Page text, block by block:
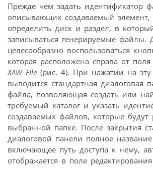
Прежде чем задать идентификатор
описывающих создаваемый элемент,
определить диск и раздел, в
записываться генерируемые файлы.
целесообразно воспользоваться
которая расположена справа от
XAW File (рис. 4). При нажатии на
выводится стандартная диалоговая
файла, позволяющая создать или
требуемый каталог и указать
создаваемых файлов, которые будут
выбранной папке. После закрытия
диалоговой панели полное
включающее путь доступа к нему,
отображается в поле редактирования